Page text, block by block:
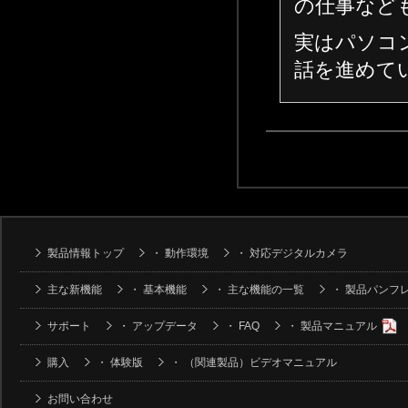
の仕事など
実はパソコ
話を進めて
製品情報トップ ・ 動作環境 ・ 対応デジタルカメラ
主な新機能 ・ 基本機能 ・ 主な機能の一覧 ・ 製品パンフ
サポート ・ アップデータ ・ FAQ ・ 製品マニュアル
購入 ・ 体験版 ・ （関連製品）ビデオマニュアル
お問い合わせ